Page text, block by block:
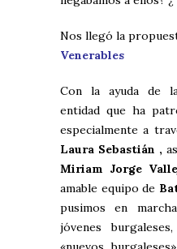
Nos llegó la
Venerables
Con la ayuda de
entidad que ha
especialmente a
Laura Sebastián ,
Miriam Jorge
amable equipo de
pusimos en
jóvenes